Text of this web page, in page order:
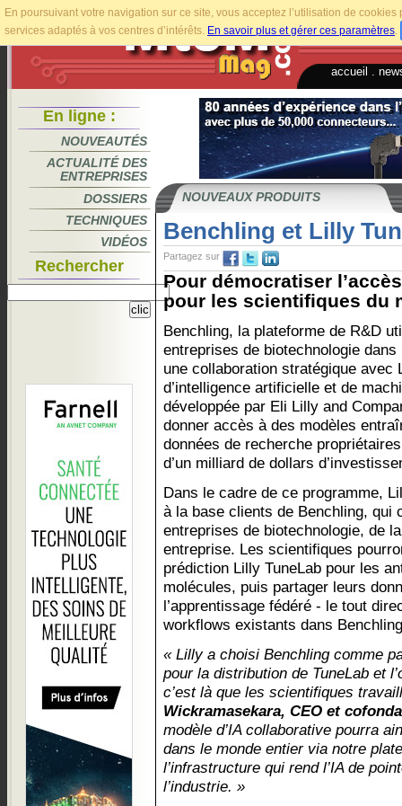
En poursuivant votre navigation sur ce site, vous acceptez l’utilisation de
services adaptés à vos centres d’intérêts. En savoir plus et gérer ces paramètres.
accueil
En ligne :
NOUVEAUTÉS
ACTUALITÉ DES
ENTREPRISES
DOSSIERS
TECHNIQUES
VIDÉOS
Rechercher
NOUVEAUX PRODUITS
Benchling et Lilly
Partagez sur
Pour démocratiser
pour les scientifiques du
Benchling, la plateforme de R&D
entreprises de biotechnologie dans
une collaboration stratégique avec
d’intelligence artificielle et de
développée par Eli Lilly and
donner accès à des modèles
données de recherche
d’un milliard de dollars
Dans le cadre de ce programme,
à la base clients de Benchling, qui
entreprises de biotechnologie, de
entreprise. Les scientifiques
prédiction Lilly TuneLab pour les
molécules, puis partager leurs
l’apprentissage fédéré - le tout
workflows existants dans
« Lilly a choisi Benchling comme
pour la distribution de TuneLab et
c’est là que les scientifiques
Wickramasekara, CEO et
modèle d’IA collaborative pourra
dans le monde entier via notre
l’infrastructure qui rend l’IA de
l’industrie. »